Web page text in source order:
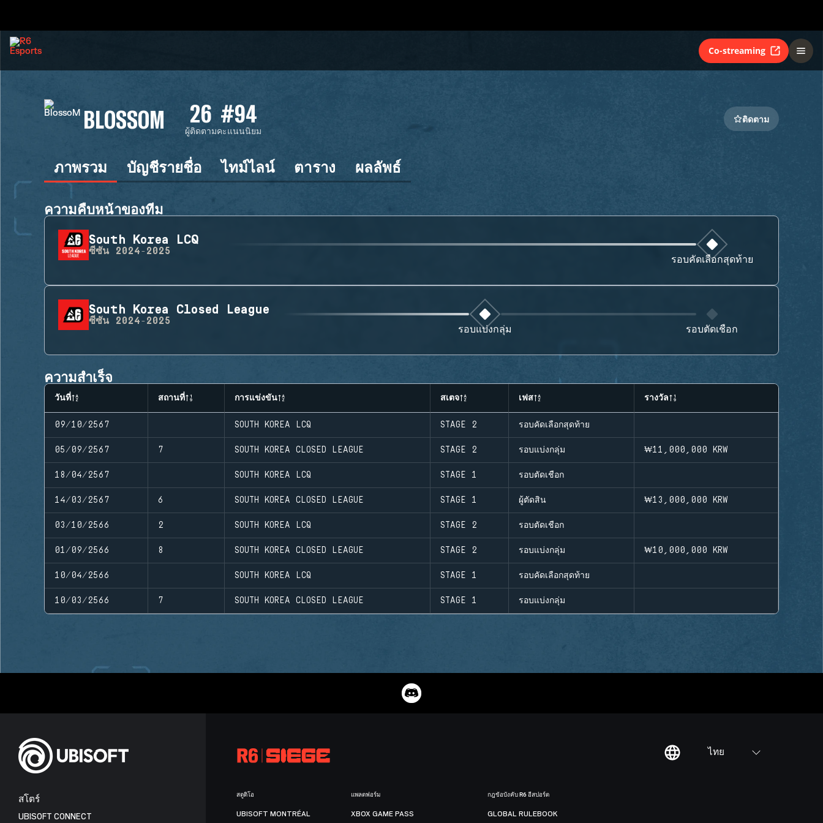
Co-streaming
BLOSSOM 26
ผู้ติดตาม
#94
คะแนนนิยม
ติดตาม
ภาพรวม บัญชีรายชื่อ ไทม์ไลน์ ตาราง ผลลัพธ์
ความคืบหน้าของทีม
South Korea LCQ
ซีซัน 2024-2025
รอบคัดเลือกสุดท้าย
South Korea Closed League
ซีซัน 2024-2025
รอบแบ่งกลุ่ม รอบตัดเชือก
ความสำเร็จ
วันที่ สถานที่ การแข่งขัน สเตจ เฟส รางวัล
09/10/2567 SOUTH KOREA LCQ STAGE 2 รอบคัดเลือกสุดท้าย
05/09/2567 7 SOUTH KOREA CLOSED LEAGUE STAGE 2 รอบแบ่งกลุ่ม ₩11,000,000 KRW
18/04/2567 SOUTH KOREA LCQ STAGE 1 รอบตัดเชือก
14/03/2567 6 SOUTH KOREA CLOSED LEAGUE STAGE 1 ผู้ตัดสิน ₩13,000,000 KRW
03/10/2566 2 SOUTH KOREA LCQ STAGE 2 รอบตัดเชือก
01/09/2566 8 SOUTH KOREA CLOSED LEAGUE STAGE 2 รอบแบ่งกลุ่ม ₩10,000,000 KRW
10/04/2566 SOUTH KOREA LCQ STAGE 1 รอบคัดเลือกสุดท้าย
10/03/2566 7 SOUTH KOREA CLOSED LEAGUE STAGE 1 รอบแบ่งกลุ่ม
ไทย
สโตร์
UBISOFT CONNECT
สตูดิโอ
UBISOFT MONTRÉAL
แพลตฟอร์ม
XBOX GAME PASS
กฎข้อบังคับ R6 อีสปอร์ต
GLOBAL RULEBOOK